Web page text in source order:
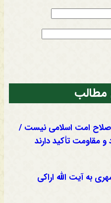
مطالب
صلاح امت اسلامی نیست /
و مقاومت تأکید دارند
به آیت الله اراکی